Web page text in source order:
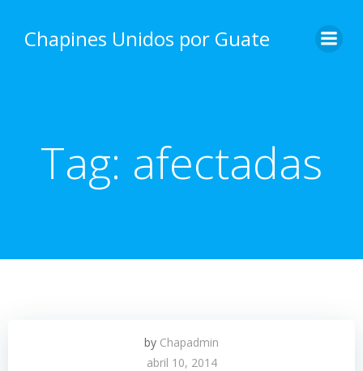
content
Chapines Unidos por Guate
Tag: afectadas
by Chapadmin
abril 10, 2014